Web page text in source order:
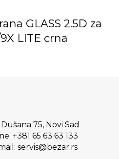
GLASS 2.5D za
LITE crna
75, Novi Sad
+381 65 63 63 133
servis@bezar.rs